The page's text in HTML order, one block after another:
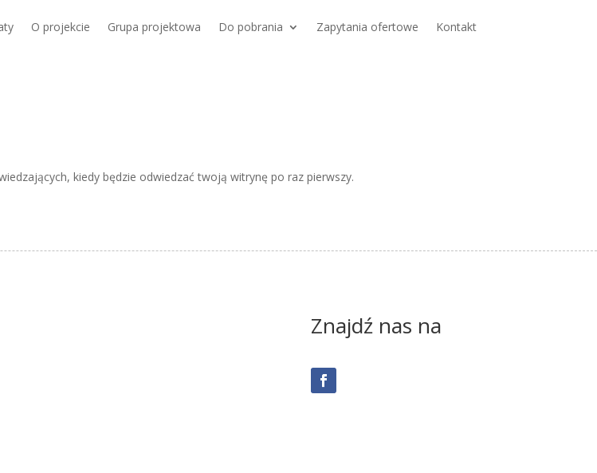
O projekcie Grupa projektowa Do pobrania Zapytania ofertowe Kontakt
kiedy będzie odwiedzać twoją witrynę po raz pierwszy.
Znajdź nas na